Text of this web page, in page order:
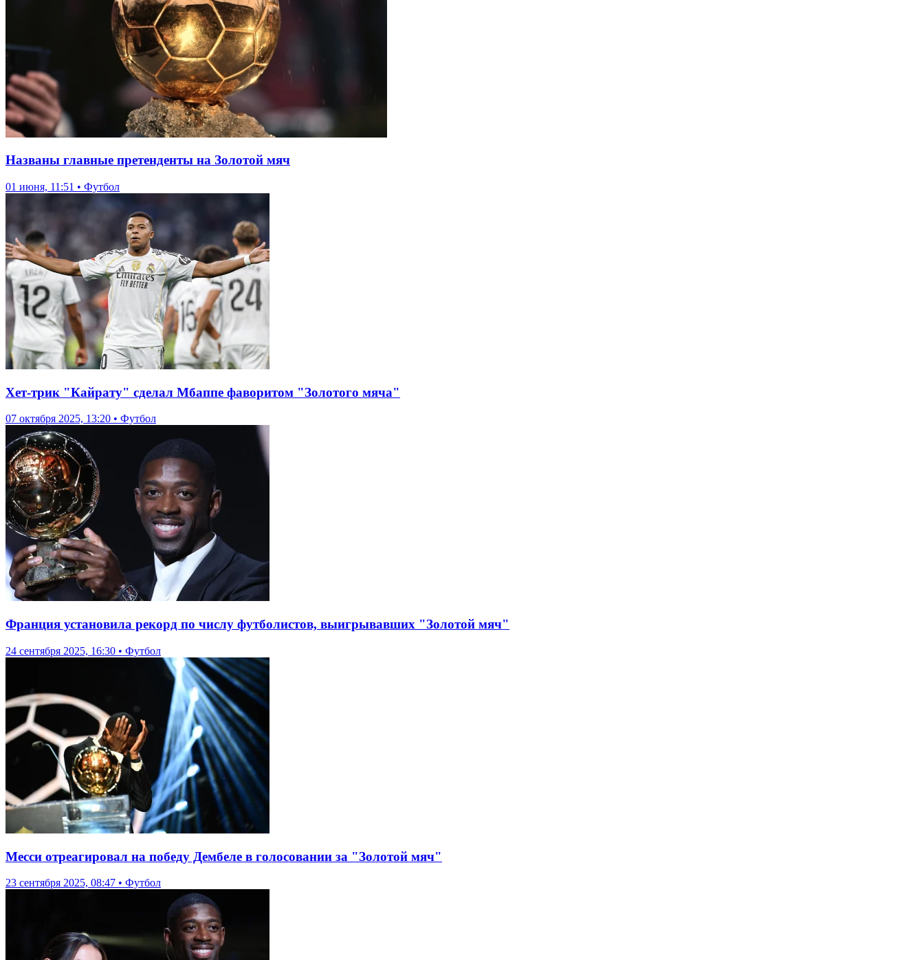
Названы главные претенденты на Золотой мяч
01 июня, 11:51 • Футбол
Хет-трик "Кайрату" сделал Мбаппе фаворитом "Золотого мяча"
07 октября 2025, 13:20 • Футбол
Франция установила рекорд по числу футболистов, выигрывавших "Золотой мяч"
24 сентября 2025, 16:30 • Футбол
Месси отреагировал на победу Дембеле в голосовании за "Золотой мяч"
23 сентября 2025, 08:47 • Футбол